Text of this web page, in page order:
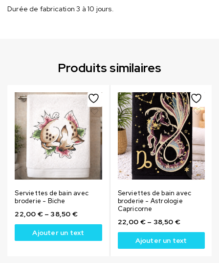
Durée de fabrication 3 à 10 jours.
Produits similaires
Serviettes de bain avec
broderie - Biche
22,00 €– 38,50 €
Ajouter un text
Serviettes de bain avec
broderie - Astrologie
Capricorne
22,00 €– 38,50 €
Ajouter un text